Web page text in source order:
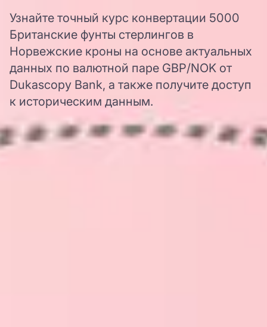
Узнайте точный курс конвертации 5000
Британские фунты стерлингов в
Норвежские кроны на основе актуальных
данных по валютной паре GBP/NOK от
Dukascopy Bank, а также получите доступ
к историческим данным.